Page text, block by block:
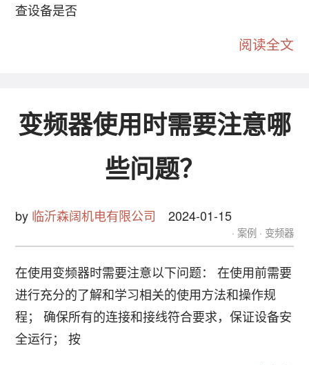
查设备是否
阅读全文
变频器使用时需要注意哪
些问题？
by 临沂森阔机电有限公司 2024-01-15
案例 变频器
在使用变频器时需要注意以下问题： 在使用前需要
进行充分的了解和学习相关的使用方法和操作规
程； 确保所有的连接和接线符合要求，保证设备安
全运行； 按